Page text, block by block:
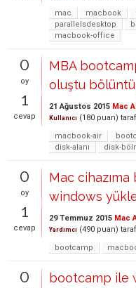
mac
macbook
parallelsdesktop
macbook-office
0
oy
1
cevap
MBA
oluştu
21 Ağustos 2015 Mac
Kullanıcı (180 puan)
macbook-air
disk-alanı
disk-
0
oy
1
cevap
Mac
windows
29 Temmuz 2015 Mac
Yardımcı (490 puan)
bootcamp
0
bootcamp ile